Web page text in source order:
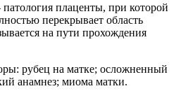
плаценты, при которой
перекрывает область
на пути прохождения
рубец на матке; осложненный
анамнез; миома матки.